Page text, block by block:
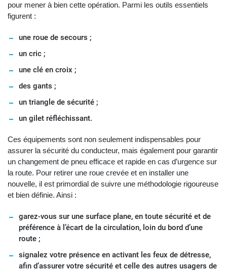
pour mener à bien cette opération. Parmi les outils essentiels
figurent :
une roue de secours ;
un cric ;
une clé en croix ;
des gants ;
un triangle de sécurité ;
un gilet réfléchissant.
Ces équipements sont non seulement indispensables pour
assurer la sécurité du conducteur, mais également pour garantir
un changement de pneu efficace et rapide en cas d’urgence sur
la route. Pour retirer une roue crevée et en installer une
nouvelle, il est primordial de suivre une méthodologie rigoureuse
et bien définie. Ainsi :
garez-vous sur une surface plane, en toute sécurité et de
préférence à l’écart de la circulation, loin du bord d’une
route ;
signalez votre présence en activant les feux de détresse,
afin d’assurer votre sécurité et celle des autres usagers de